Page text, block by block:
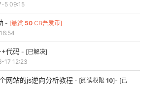
5 09:15
- [悬赏 50 CB吾爱币]
代码 - [已解决]
17 12:23
网站的js逆向分析教程 - [阅读权限 10]- [已